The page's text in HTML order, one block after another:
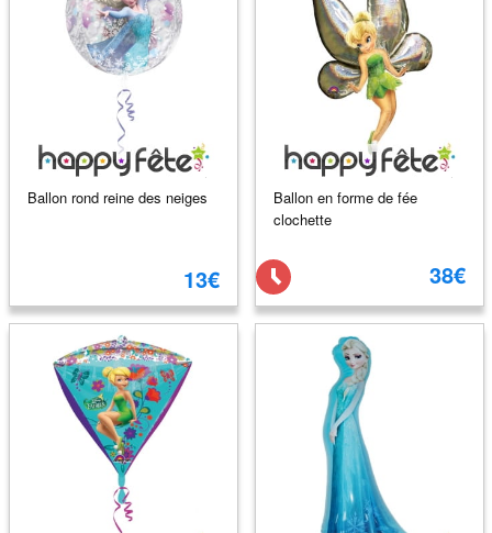
Ballon rond reine des neiges
13€
Ballon en forme de fée
clochette
38€